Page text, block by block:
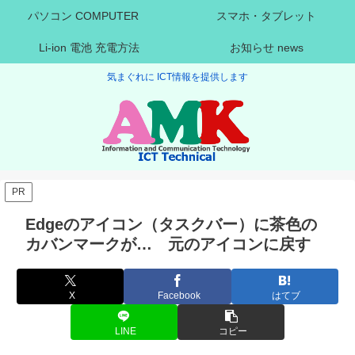
気まぐれに ICT情報を提供します
パソコン COMPUTER スマホ・タブレット
Li-ion 電池 充電方法 お知らせ news
PR
Edgeのアイコン（タスクバー）に茶色の
カバンマークが… 元のアイコンに戻す
X Facebook はてブ
LINE コピー